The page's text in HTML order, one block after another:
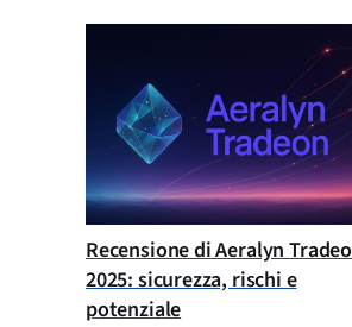
Recensione di Aeralyn
2025: sicurezza, rischi e
potenziale